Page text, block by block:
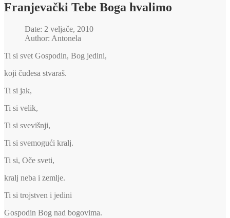
Franjevački Tebe Boga hvalimo
Date: 2 veljače, 2010
Author: Antonela
Ti si svet Gospodin, Bog jedini,
koji čudesa stvaraš.
Ti si jak,
Ti si velik,
Ti si svevišnji,
Ti si svemogući kralj.
Ti si, Oče sveti,
kralj neba i zemlje.
Ti si trojstven i jedini
Gospodin Bog nad bogovima.